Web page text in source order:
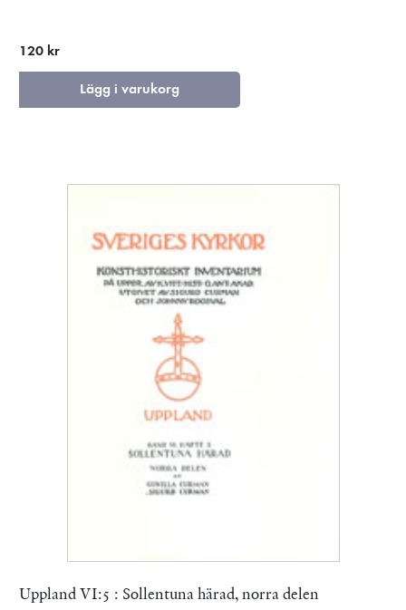
120 kr
Lägg i varukorg
Uppland VI:5 : Sollentuna härad, norra delen